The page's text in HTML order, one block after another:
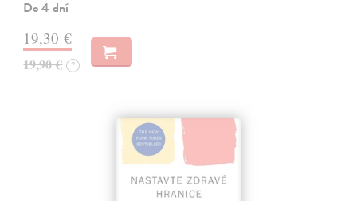
Do 4 dní
19,30 €
19,90 € ?